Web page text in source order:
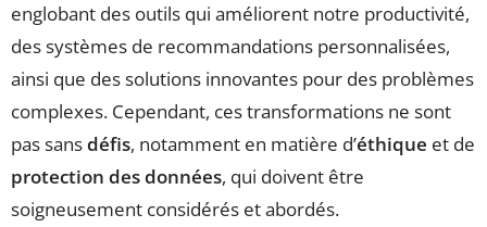
englobant des outils qui améliorent notre productivité,
des systèmes de recommandations personnalisées,
ainsi que des solutions innovantes pour des problèmes
complexes. Cependant, ces transformations ne sont
pas sansdéfis, notamment en matière d’éthique et de
protection des données, qui doivent être
soigneusement considérés et abordés.